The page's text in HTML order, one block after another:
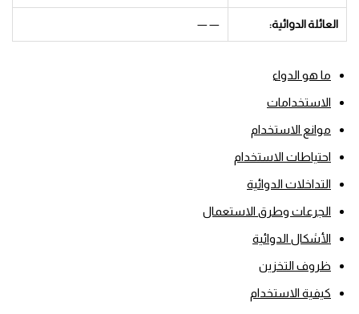
العائلة الدوائية: — —
ما هو الدواء
الاستخدامات
موانع الاستخدام
احتياطات الاستخدام
التداخلات الدوائية
الجرعات وطرق الاستعمال
الأشكال الدوائية
ظروف التخزين
كيفية الاستخدام